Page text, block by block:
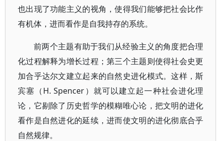
也出现了功能主义的视角，使得我们能够把社会比作
有机体，进而看作是自我持存的系统。
前两个主题有助于我们从经验主义的角度把合理
化过程解释为增长过程；第三个主题则使得社会史更
加合乎达尔文建立起来的自然史进化模式。这样，斯
宾塞（H. Spencer）就可以建立起一种社会进化理
论，它剔除了历史哲学的模糊唯心论，把文明的进化
看作是自然进化的延续，进而使文明的进化彻底合乎
自然规律。